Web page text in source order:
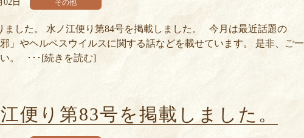
02日 その他
ました。 水ノ江便り第84号を掲載しました。 今月は最近話題の
邪」やヘルペスウイルスに関する話などを載せています。 是非、ご一
。 ･･･[続きを読む]
便り第83号を掲載しました。